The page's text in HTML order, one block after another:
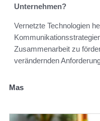
Unternehmen?
Vernetzte Technologien
Zusammenarbeit zu
verändernden
Mas